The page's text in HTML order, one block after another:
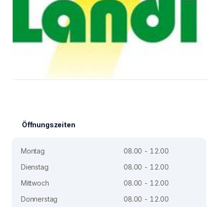
Öffnungszeiten
Montag
08.00 - 12.00
Dienstag
08.00 - 12.00
Mittwoch
08.00 - 12.00
Donnerstag
08.00 - 12.00